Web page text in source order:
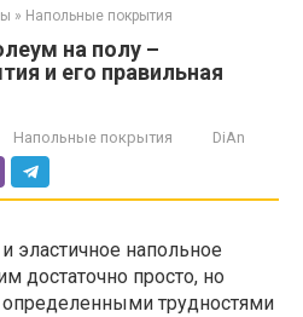
» Напольные покрытия
на полу –
и его правильная
Напольные покрытия DiAn
эластичное напольное
достаточно просто, но
определенными трудностями